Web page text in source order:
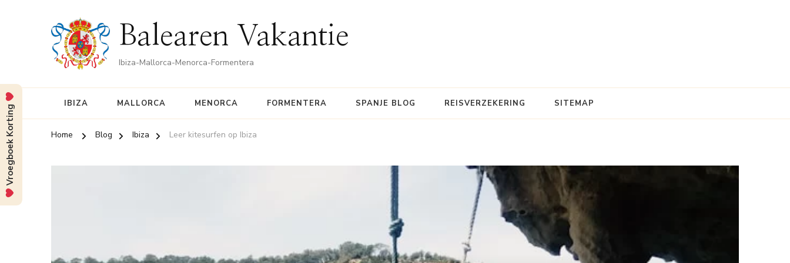
Balearen Vakantie
Ibiza-Mallorca-Menorca-Formentera
IBIZA MALLORCA MENORCA FORMENTERA SPANJE BLOG REISVERZEKERING SITEMAP
Home Blog Ibiza Leer kitesurfen op Ibiza
Vroegboek Korting